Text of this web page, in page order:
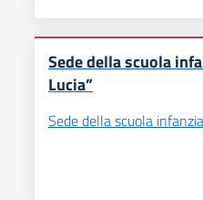
Sede della scuola
Lucia”
Sede della scuola